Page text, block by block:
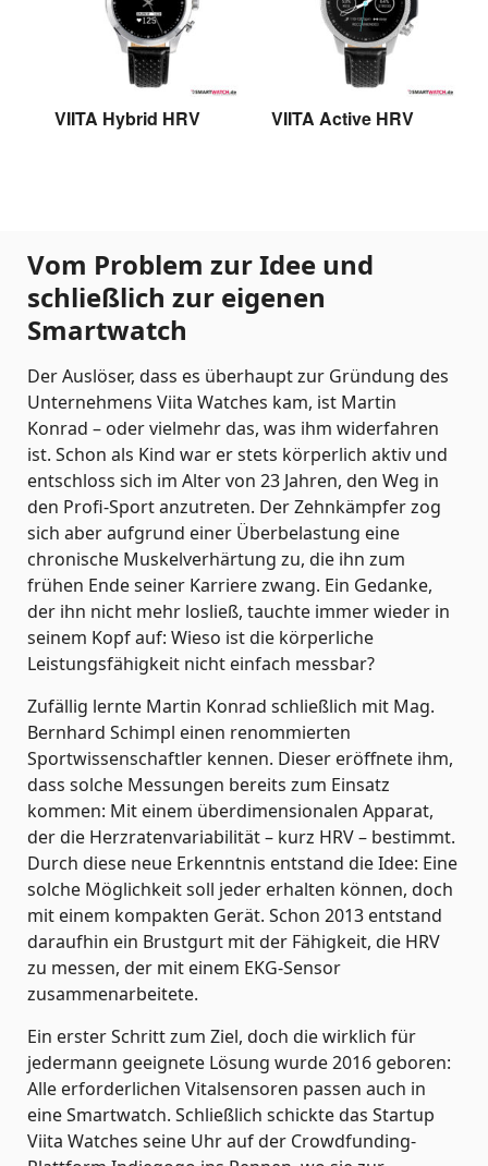
VIITA Hybrid HRV
VIITA Active HRV
Vom Problem zur Idee und
schließlich zur eigenen
Smartwatch
Der Auslöser, dass es überhaupt zur Gründung des
Unternehmens Viita Watches kam, ist Martin
Konrad – oder vielmehr das, was ihm widerfahren
ist. Schon als Kind war er stets körperlich aktiv und
entschloss sich im Alter von 23 Jahren, den Weg in
den Profi-Sport anzutreten. Der Zehnkämpfer zog
sich aber aufgrund einer Überbelastung eine
chronische Muskelverhärtung zu, die ihn zum
frühen Ende seiner Karriere zwang. Ein Gedanke,
der ihn nicht mehr losließ, tauchte immer wieder in
seinem Kopf auf: Wieso ist die körperliche
Leistungsfähigkeit nicht einfach messbar?
Zufällig lernte Martin Konrad schließlich mit Mag.
Bernhard Schimpl einen renommierten
Sportwissenschaftler kennen. Dieser eröffnete ihm,
dass solche Messungen bereits zum Einsatz
kommen: Mit einem überdimensionalen Apparat,
der die Herzratenvariabilität – kurz HRV – bestimmt.
Durch diese neue Erkenntnis entstand die Idee: Eine
solche Möglichkeit soll jeder erhalten können, doch
mit einem kompakten Gerät. Schon 2013 entstand
daraufhin ein Brustgurt mit der Fähigkeit, die HRV
zu messen, der mit einem EKG-Sensor
zusammenarbeitete.
Ein erster Schritt zum Ziel, doch die wirklich für
jedermann geeignete Lösung wurde 2016 geboren:
Alle erforderlichen Vitalsensoren passen auch in
eine Smartwatch. Schließlich schickte das Startup
Viita Watches seine Uhr auf der Crowdfunding-